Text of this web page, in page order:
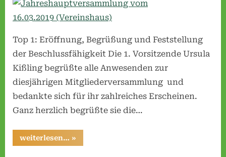
e
e
.
V
.
vom
16.03.2019 (Vereinshaus)
Top 1: Eröffnung, Begrüßung und Feststellung
der Beschlussfähigkeit Die 1. Vorsitzende Ursula
Kißling begrüßte alle Anwesenden zur
diesjährigen Mitgliederversammlung und
bedankte sich für ihr zahlreiches Erscheinen.
Ganz herzlich begrüßte sie die…
weiterlesen… “Jahreshauptversammlung
vom
»